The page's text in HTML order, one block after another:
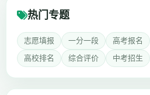
热门专题
志愿填报 一分一段 高考报名
高校排名
综合评价 中考招生